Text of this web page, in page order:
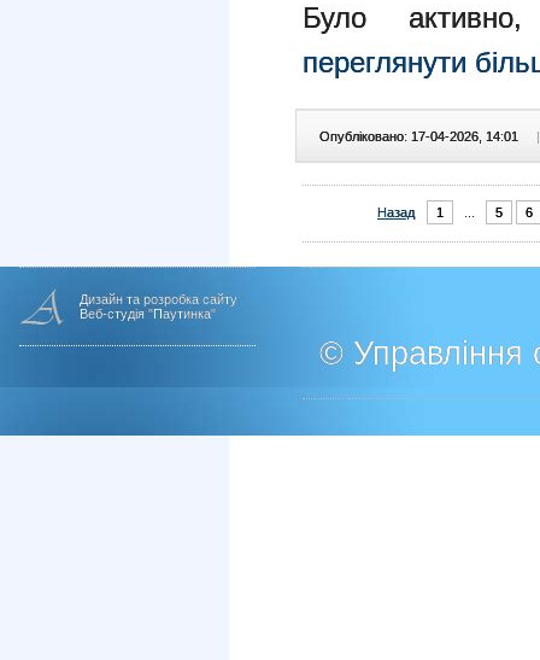
Було
переглянути
Опубліковано: 17-04-2026, 14:01 |
Назад 1 5 6
Дизайн та розробка сайту
Веб-студія "Паутинка"
© Управління